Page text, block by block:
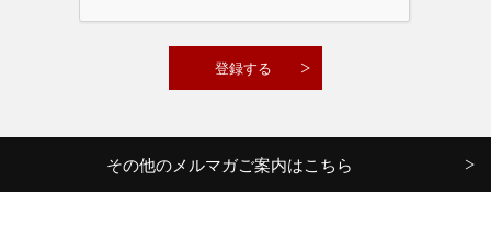
その他のメルマガご案内はこちら